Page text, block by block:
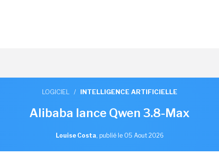
LOGICIEL / INTELLIGENCE ARTIFICIELLE
Alibaba lance Qwen 3.8-Max
Louise Costa, publié le 05 Aout 2026